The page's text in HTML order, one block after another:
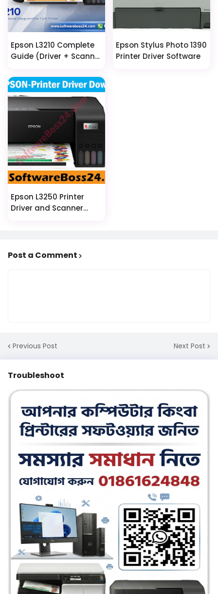
Epson L3210 Complete
Guide (Driver + Scanner
Epson Stylus Photo 1390
Printer Driver Software
Epson L3250 Printer
Driver and Scanner
Post a Comment
Previous Post Next Post
Troubleshoot